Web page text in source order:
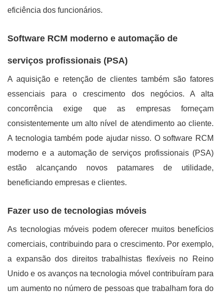
eficiência dos funcionários.
Software RCM moderno e automação de
serviços profissionais (PSA)
A aquisição e retenção de clientes também são fatores
essenciais para o crescimento dos negócios. A alta
concorrência exige que as empresas forneçam
consistentemente um alto nível de atendimento ao cliente.
A tecnologia também pode ajudar nisso. O software RCM
moderno e a automação de serviços profissionais (PSA)
estão alcançando novos patamares de utilidade,
beneficiando empresas e clientes.
Fazer uso de tecnologias móveis
As tecnologias móveis podem oferecer muitos benefícios
comerciais, contribuindo para o crescimento. Por exemplo,
a expansão dos direitos trabalhistas flexíveis no Reino
Unido e os avanços na tecnologia móvel contribuíram para
um aumento no número de pessoas que trabalham fora do